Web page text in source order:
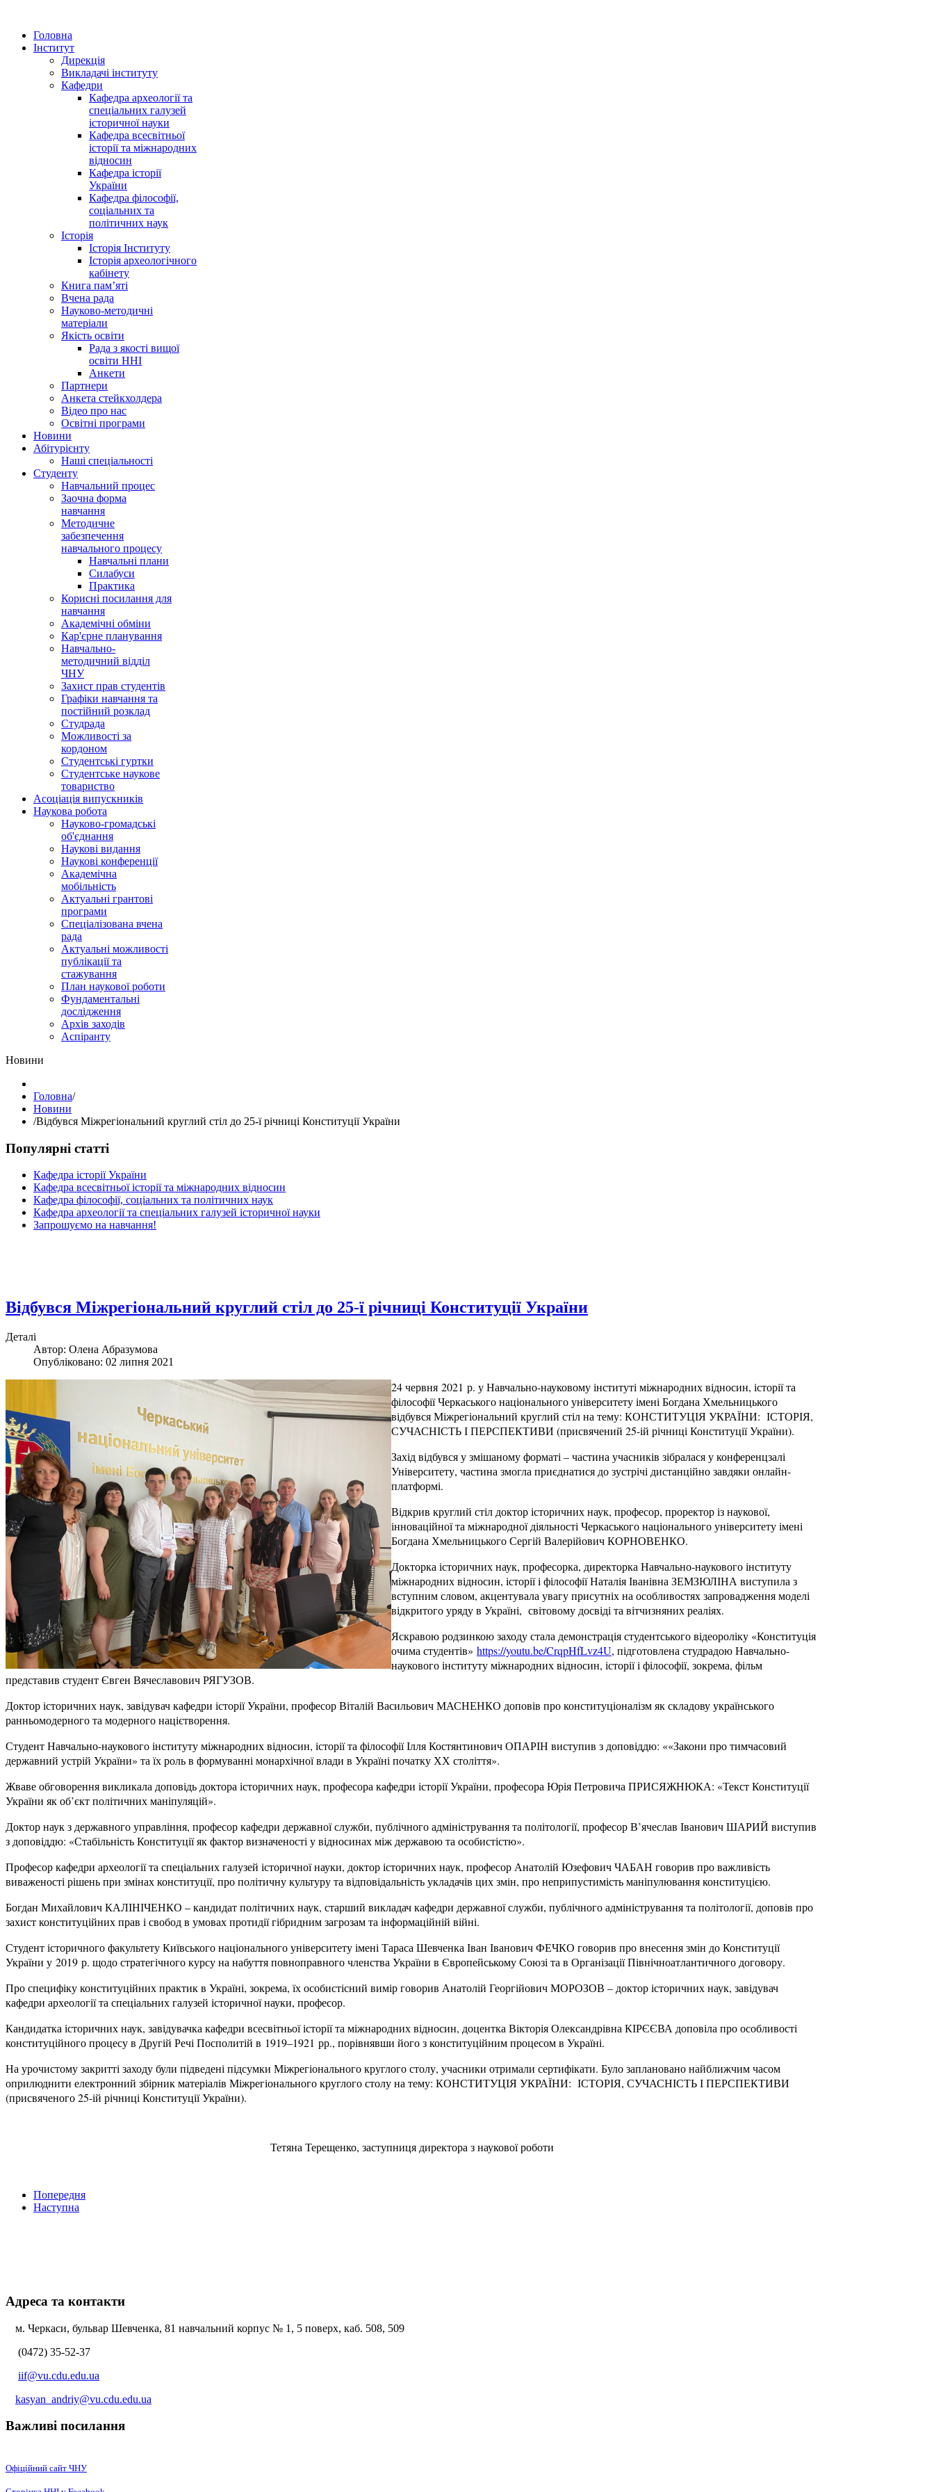
Головна
Інститут
Дирекція
Викладачі інституту
Кафедри
Кафедра археології та
спеціальних галузей
історичної науки
Кафедра всесвітньої
історії та міжнародних
відносин
Кафедра історії
України
Кафедра філософії,
соціальних та
політичних наук
Історія
Історія Інституту
Історія археологічного
кабінету
Книга памʼяті
Вчена рада
Науково-методичні
матеріали
Якість освіти
Рада з якості вищої
освіти ННІ
Анкети
Партнери
Анкета стейкхолдера
Відео про нас
Освітні програми
Hовини
Абітурієнту
Наші спеціальності
Студенту
Навчальний процес
Заочна форма
навчання
Методичне
забезпечення
навчального процесу
Навчальні плани
Силабуси
Практика
Корисні посилання для
навчання
Академічні обміни
Кар'єрне планування
Навчально-
методичний відділ
ЧНУ
Захист прав студентів
Графіки навчання та
постійний розклад
Студрада
Можливості за
кордоном
Студентські гуртки
Студентське наукове
товариство
Асоціація випускників
Наукова робота
Науково-громадські
об'єднання
Наукові видання
Наукові конференції
Академічна
мобільність
Актуальні грантові
програми
Спеціалізована вчена
рада
Актуальні можливості
публікації та
стажування
План наукової роботи
Фундаментальні
дослідження
Архів заходів
Аспіранту
Hовини
Головна/
Hовини
/Відбувся Міжрегіональний круглий стіл до 25-ї річниці Конституції України
Популярні статті
Кафедра історії України
Кафедра всесвітньої історії та міжнародних відносин
Кафедра філософії, соціальних та політичних наук
Кафедра археології та спеціальних галузей історичної науки
Запрошуємо на навчання!
Відбувся Міжрегіональний круглий стіл до 25-ї річниці Конституції України
Деталі
Автор: Олена Абразумова
Опубліковано: 02 липня 2021
24 червня 2021 р. у Навчально-науковому інституті міжнародних відносин, історії та
філософії Черкаського національного університету імені Богдана Хмельницького
відбувся Міжрегіональний круглий стіл на тему: КОНСТИТУЦІЯ УКРАЇНИ: ІСТОРІЯ,
СУЧАСНІСТЬ І ПЕРСПЕКТИВИ (присвячений 25-ій річниці Конституції України).
Захід відбувся у змішаному форматі – частина учасників зібралася у конференцзалі
Університету, частина змогла приєднатися до зустрічі дистанційно завдяки онлайн-
платформі.
Відкрив круглий стіл доктор історичних наук, професор, проректор із наукової,
інноваційної та міжнародної діяльності Черкаського національного університету імені
Богдана Хмельницького Сергій Валерійович КОРНОВЕНКО.
Докторка історичних наук, професорка, директорка Навчально-наукового інституту
міжнародних відносин, історії і філософії Наталія Іванівна ЗЕМЗЮЛІНА виступила з
вступним словом, акцентувала увагу присутніх на особливостях запровадження моделі
відкритого уряду в Україні, світовому досвіді та вітчизняних реаліях.
Яскравою родзинкою заходу стала демонстрація студентського відеороліку «Конституція
очима студентів» https://youtu.be/CrqpHfLvz4U, підготовлена студрадою Навчально-
наукового інституту міжнародних відносин, історії і філософії, зокрема, фільм
представив студент Євген Вячеславович РЯГУЗОВ.
Доктор історичних наук, завідувач кафедри історії України, професор Віталій Васильович МАСНЕНКО доповів про конституціоналізм як складову українського
ранньомодерного та модерного націєтворення.
Студент Навчально-наукового інституту міжнародних відносин, історії та філософії Ілля Костянтинович ОПАРІН виступив з доповіддю: ««Закони про тимчасовий
державний устрій України» та їх роль в формуванні монархічної влади в Україні початку ХХ століття».
Жваве обговорення викликала доповідь доктора історичних наук, професора кафедри історії України, професора Юрія Петровича ПРИСЯЖНЮКА: «Текст Конституції
України як об’єкт політичних маніпуляцій».
Доктор наук з державного управління, професор кафедри державної служби, публічного адміністрування та політології, професор В’ячеслав Іванович ШАРИЙ виступив
з доповіддю: «Стабільність Конституції як фактор визначеності у відносинах між державою та особистістю».
Професор кафедри археології та спеціальних галузей історичної науки, доктор історичних наук, професор Анатолій Юзефович ЧАБАН говорив про важливість
виваженості рішень при змінах конституції, про політичну культуру та відповідальність укладачів цих змін, про неприпустимість маніпулювання конституцією.
Богдан Михайлович КАЛІНІЧЕНКО – кандидат політичних наук, старший викладач кафедри державної служби, публічного адміністрування та політології, доповів про
захист конституційних прав і свобод в умовах протидії гібридним загрозам та інформаційній війні.
Студент історичного факультету Київського національного університету імені Тараса Шевченка Іван Іванович ФЕЧКО говорив про внесення змін до Конституції
України у 2019 р. щодо стратегічного курсу на набуття повноправного членства України в Європейському Союзі та в Організації Північноатлантичного договору.
Про специфіку конституційних практик в Україні, зокрема, їх особистісний вимір говорив Анатолій Георгійович МОРОЗОВ – доктор історичних наук, завідувач
кафедри археології та спеціальних галузей історичної науки, професор.
Кандидатка історичних наук, завідувачка кафедри всесвітньої історії та міжнародних відносин, доцентка Вікторія Олександрівна КІРЄЄВА доповіла про особливості
конституційного процесу в Другій Речі Посполитій в 1919–1921 рр., порівнявши його з конституційним процесом в Україні.
На урочистому закритті заходу були підведені підсумки Міжрегіонального круглого столу, учасники отримали сертифікати. Було заплановано найближчим часом
оприлюднити електронний збірник матеріалів Міжрегіонального круглого столу на тему: КОНСТИТУЦІЯ УКРАЇНИ: ІСТОРІЯ, СУЧАСНІСТЬ І ПЕРСПЕКТИВИ
(присвяченого 25-ій річниці Конституції України).
Тетяна Терещенко, заступниця директора з наукової роботи
Попередня
Наступна
Адреса та контакти
м. Черкаси, бульвар Шевченка, 81 навчальний корпус № 1, 5 поверх, каб. 508, 509
(0472) 35-52-37
iif@vu.cdu.edu.ua
kasyan_andriy@vu.cdu.edu.ua
Важливі посилання
Офіційний сайт ЧНУ